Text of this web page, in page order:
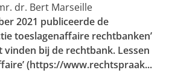
dr. Bert Marseille
2021 publiceerde de
toeslagenaffaire rechtbanken’
vinden bij de rechtbank. Lessen
(https://www.rechtspraak...